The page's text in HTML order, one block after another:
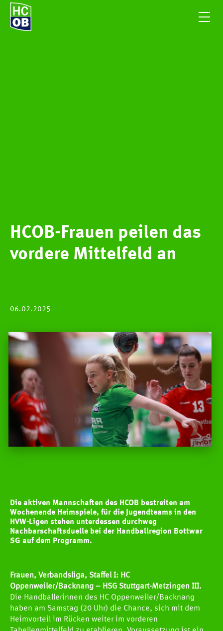
HCOB-Frauen peilen das
vordere Mittelfeld an
06.02.2025
Die aktiven Mannschaften des HCOB bestreiten am
Wochenende Heimspiele, für die Jugendteams in den
HVW-Ligen stehen unterdessen durchweg
Nachbarschaftsduelle bei der Handballregion Bottwar
SG auf dem Programm.
Frauen, Verbandsliga, Staffel I: HC
Oppenweiler/Backnang – HSG Stuttgart-Metzingen III.
Die Handballerinnen des HC Oppenweiler/Backnang
haben am Samstag (20 Uhr) die Chance, sich mit dem
Heimvorteil im Rücken weiter im vorderen